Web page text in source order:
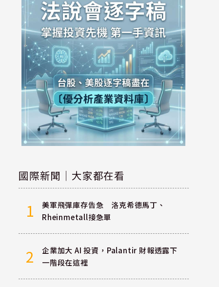
國際新聞｜大家都在看
1
美軍飛彈庫存告急 洛克希德馬丁、
Rheinmetall接急單
2
企業加大 AI 投資，Palantir 財報透露下
一階段在這裡